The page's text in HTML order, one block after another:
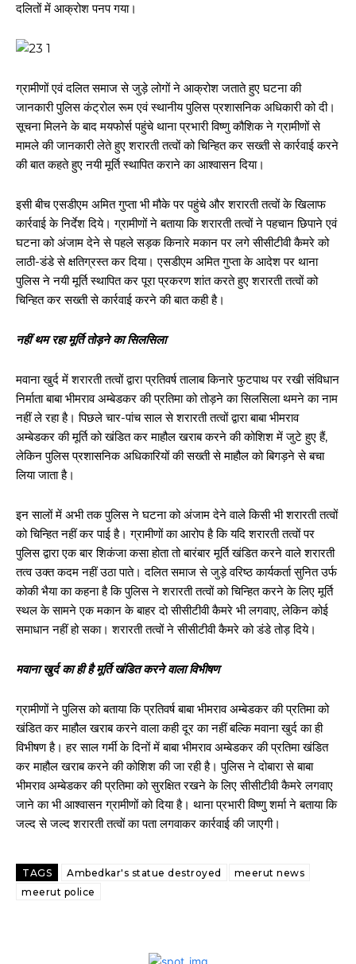
दलितों में आक्रोश पनप गया।
ग्रामीणों एवं दलित समाज से जुड़े लोगों ने आक्रोश जताते हुए घटना की
जानकारी पुलिस कंट्रोल रूम एवं स्थानीय पुलिस प्रशासनिक अधिकारी को दी।
सूचना मिलने के बाद मयफोर्स पहुंचे थाना प्रभारी विष्णु कौशिक ने ग्रामीणों से
मामले की जानकारी लेते हुए शरारती तत्वों को चिन्हित कर सख्ती से कार्रवाई करने
की बात कहते हुए नयी मूर्ति स्थापित कराने का आश्वासन दिया।
इसी बीच एसडीएम अमित गुप्ता भी मौके पर पहुंचे और शरारती तत्वों के खिलाफ
कार्रवाई के निर्देश दिये। ग्रामीणों ने बताया कि शरारती तत्वों ने पहचान छिपाने एवं
घटना को अंजाम देने से पहले सड़क किनारे मकान पर लगे सीसीटीवी कैमरे को
लाठी-डंडे से क्षतिग्रस्त कर दिया। एसडीएम अमित गुप्ता के आदेश पर थाना
पुलिस ने नयी मूर्ति स्थापित कर पूरा प्रकरण शांत करते हुए शरारती तत्वों को
चिन्हित कर सख्ती से कार्रवाई करने की बात कही है।
नहीं थम रहा मूर्ति तोड़ने का सिलसिला
मवाना खुर्द में शरारती तत्वों द्वारा प्रतिवर्ष तालाब किनारे फुटपाथ पर रखी संविधान
निर्माता बाबा भीमराव अम्बेडकर की प्रतिमा को तोड़ने का सिलसिला थमने का नाम
नहीं ले रहा है। पिछले चार-पांच साल से शरारती तत्वों द्वारा बाबा भीमराव
अम्बेडकर की मूर्ति को खंडित कर माहौल खराब करने की कोशिश में जुटे हुए हैं,
लेकिन पुलिस प्रशासनिक अधिकारियों की सख्ती से माहौल को बिगड़ने से बचा
लिया जाता है।
इन सालों में अभी तक पुलिस ने घटना को अंजाम देने वाले किसी भी शरारती तत्वों
को चिन्हित नहीं कर पाई है। ग्रामीणों का आरोप है कि यदि शरारती तत्वों पर
पुलिस द्वारा एक बार शिकंजा कसा होता तो बारंबार मूर्ति खंडित करने वाले शरारती
तत्व उक्त कदम नहीं उठा पाते। दलित समाज से जुड़े वरिष्ठ कार्यकर्ता सुनित उर्फ
कोकी भैया का कहना है कि पुलिस ने शरारती तत्वों को चिन्हित करने के लिए मूर्ति
स्थल के सामने एक मकान के बाहर दो सीसीटीवी कैमरे भी लगवाए, लेकिन कोई
समाधान नहीं हो सका। शरारती तत्वों ने सीसीटीवी कैमरे को डंडे तोड़ दिये।
मवाना खुर्द का ही है मूर्ति खंडित करने वाला विभीषण
ग्रामीणों ने पुलिस को बताया कि प्रतिवर्ष बाबा भीमराव अम्बेडकर की प्रतिमा को
खंडित कर माहौल खराब करने वाला कही दूर का नहीं बल्कि मवाना खुर्द का ही
विभीषण है। हर साल गर्मी के दिनों में बाबा भीमराव अम्बेडकर की प्रतिमा खंडित
कर माहौल खराब करने की कोशिश की जा रही है। पुलिस ने दोबारा से बाबा
भीमराव अम्बेडकर की प्रतिमा को सुरक्षित रखने के लिए सीसीटीवी कैमरे लगवाए
जाने का भी आश्वासन ग्रामीणों को दिया है। थाना प्रभारी विष्णु शर्मा ने बताया कि
जल्द से जल्द शरारती तत्वों का पता लगवाकर कार्रवाई की जाएगी।
TAGS Ambedkar's statue destroyed
meerut news
meerut police